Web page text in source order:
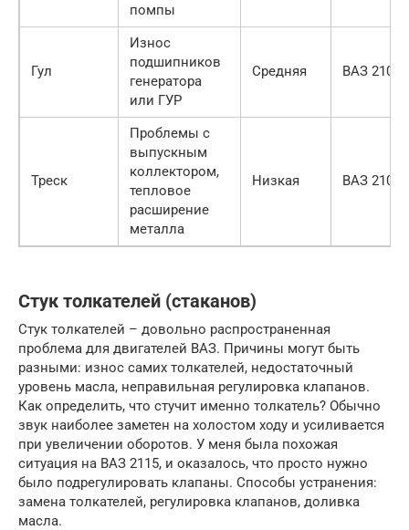
помпы
Гул
Износ
подшипников
генератора
или ГУР
Средняя ВАЗ 2109
Треск
Проблемы с
выпускным
коллектором,
тепловое
расширение
металла
Низкая ВАЗ 2107
Стук толкателей (стаканов)
Стук толкателей – довольно распространенная
проблема для двигателей ВАЗ. Причины могут быть
разными: износ самих толкателей, недостаточный
уровень масла, неправильная регулировка клапанов.
Как определить, что стучит именно толкатель? Обычно
звук наиболее заметен на холостом ходу и усиливается
при увеличении оборотов. У меня была похожая
ситуация на ВАЗ 2115, и оказалось, что просто нужно
было подрегулировать клапаны. Способы устранения:
замена толкателей, регулировка клапанов, доливка
масла.